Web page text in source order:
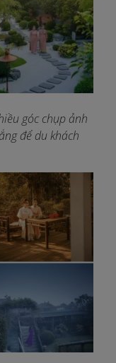
góc chụp ảnh
để du khách